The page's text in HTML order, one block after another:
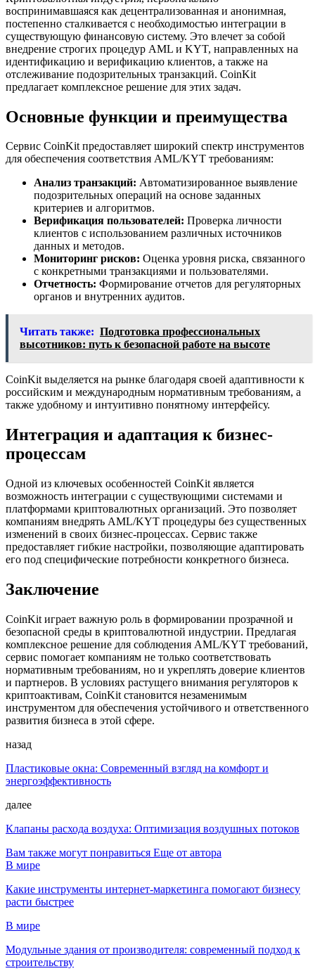
воспринимавшаяся как децентрализованная и анонимная,
постепенно сталкивается с необходимостью интеграции в
существующую финансовую систему. Это влечет за собой
внедрение строгих процедур AML и KYT, направленных на
идентификацию и верификацию клиентов, а также на
отслеживание подозрительных транзакций. CoinKit
предлагает комплексное решение для этих задач.
Основные функции и преимущества
Сервис CoinKit предоставляет широкий спектр инструментов
для обеспечения соответствия AML/KYT требованиям:
Анализ транзакций: Автоматизированное выявление
подозрительных операций на основе заданных
критериев и алгоритмов.
Верификация пользователей: Проверка личности
клиентов с использованием различных источников
данных и методов.
Мониторинг рисков: Оценка уровня риска, связанного
с конкретными транзакциями и пользователями.
Отчетность: Формирование отчетов для регуляторных
органов и внутренних аудитов.
Читать также: Подготовка профессиональных
высотников: путь к безопасной работе на высоте
CoinKit выделяется на рынке благодаря своей адаптивности к
российским и международным нормативным требованиям, а
также удобному и интуитивно понятному интерфейсу.
Интеграция и адаптация к бизнес-
процессам
Одной из ключевых особенностей CoinKit является
возможность интеграции с существующими системами и
платформами криптовалютных организаций. Это позволяет
компаниям внедрять AML/KYT процедуры без существенных
изменений в своих бизнес-процессах. Сервис также
предоставляет гибкие настройки, позволяющие адаптировать
его под специфические потребности конкретного бизнеса.
Заключение
CoinKit играет важную роль в формировании прозрачной и
безопасной среды в криптовалютной индустрии. Предлагая
комплексное решение для соблюдения AML/KYT требований,
сервис помогает компаниям не только соответствовать
нормативным требованиям, но и укреплять доверие клиентов
и партнеров. В условиях растущего внимания регуляторов к
криптоактивам, CoinKit становится незаменимым
инструментом для обеспечения устойчивого и ответственного
развития бизнеса в этой сфере.
назад
Пластиковые окна: Современный взгляд на комфорт и
энергоэффективность
далее
Клапаны расхода воздуха: Оптимизация воздушных потоков
Вам также могут понравиться Еще от автора
В мире
Какие инструменты интернет-маркетинга помогают бизнесу
расти быстрее
В мире
Модульные здания от производителя: современный подход к
строительству